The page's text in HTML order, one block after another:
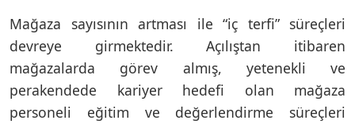
Mağaza sayısının artması ile “iç terfi” süreçleri
devreye girmektedir. Açılıştan itibaren
mağazalarda görev almış, yetenekli ve
perakendede kariyer hedefi olan mağaza
personeli eğitim ve değerlendirme süreçleri